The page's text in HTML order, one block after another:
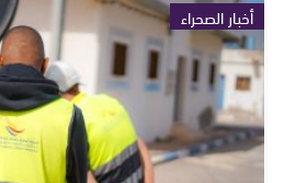
أخبار الصحراء